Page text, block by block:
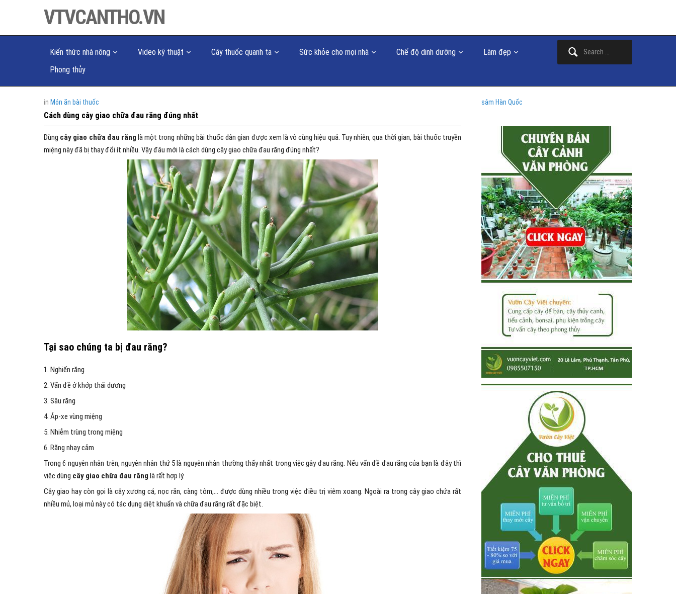
VTVCANTHO.VN
Kiến thức nhà nông Video kỹ thuật Cây thuốc quanh ta Sức khỏe cho mọi nhà Chế độ dinh dưỡng
Làm đẹp
Phong thủy
in Món ăn bài thuốc
Cách dùng cây giao chữa đau răng đúng nhất
Dùng cây giao chữa đau răng là một trong những bài thuốc dân gian được xem là vô cùng hiệu quả. Tuy nhiên, qua thời gian, bài thuốc truyền
miệng này đã bị thay đổi ít nhiều. Vậy đâu mới là cách dùng cây giao chữa đau răng đúng nhất?
Tại sao chúng ta bị đau răng?
1. Nghiến răng
2. Vấn đề ở khớp thái dương
3. Sâu răng
4. Áp-xe vùng miệng
5. Nhiễm trùng trong miệng
6. Răng nhạy cảm
Trong 6 nguyên nhân trên, nguyên nhân thứ 5 là nguyên nhân thường thấy nhất trong việc gây đau răng. Nếu vấn đề đau răng của bạn là đây thì
việc dùng cây giao chữa đau răng là rất hợp lý.
Cây giao hay còn gọi là cây xương cá, nọc rắn, càng tôm,… được dùng nhiều trong việc điều trị viêm xoang. Ngoài ra trong cây giao chứa rất
nhiều mủ, loại mủ này có tác dụng diệt khuẩn và chữa đau răng rất đặc biệt.
sâm Hàn Quốc